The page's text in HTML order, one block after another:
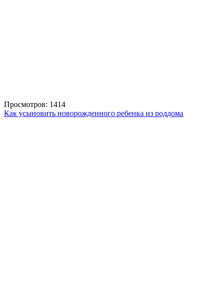
Просмотров: 1414
Как усыновить новорожденного ребенка из роддома